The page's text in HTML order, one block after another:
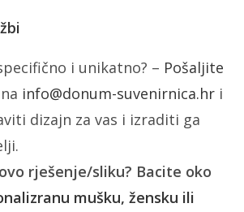
i unikatno? – Pošaljite
na info@donum-suvenirnica.hr i
dizajn za vas i izraditi ga
rješenje/sliku? Bacite oko
mušku, žensku ili